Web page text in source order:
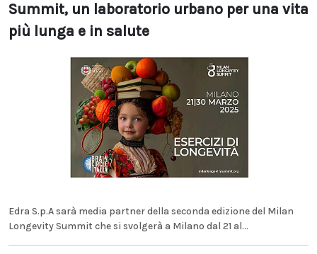
Summit, un laboratorio urbano per una vita
più lunga e in salute
Edra S.p.A sarà media partner della seconda edizione del Milan
Longevity Summit che si svolgerà a Milano dal 21 al...